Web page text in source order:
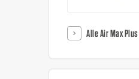
Alle Air Max